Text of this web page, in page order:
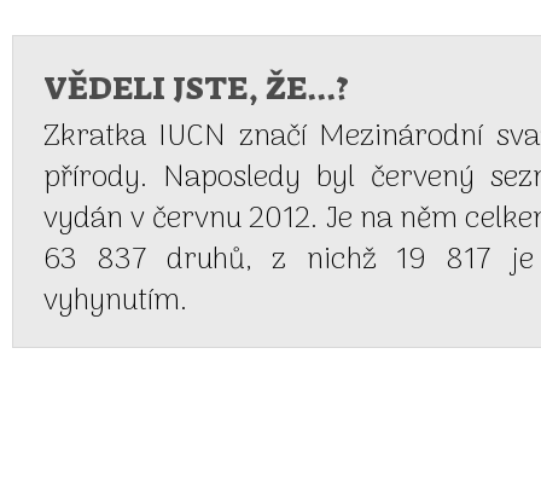
VĚDELI JSTE, ŽE...?
Zkratka IUCN značí Mezinárodní
přírody. Naposledy byl červený
vydán v červnu 2012. Je na něm
63 837 druhů, z nichž 19 817 je
vyhynutím.